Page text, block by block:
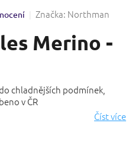
Značka: Northman
Merino -
chladnějších podmínek,
v ČR
Číst více